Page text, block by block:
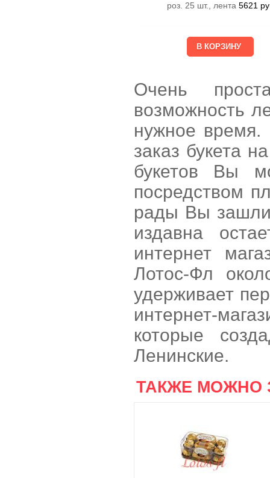
роз. 25 шт., лента5621
Очень
возможность
нужное
заказ букета
букетов Вы
посредством
рады Вы зашли
издавна
интернет
Лотос-Фл
удерживает
интернет-
которые
Ленинские.
ТАКЖЕ МОЖНО